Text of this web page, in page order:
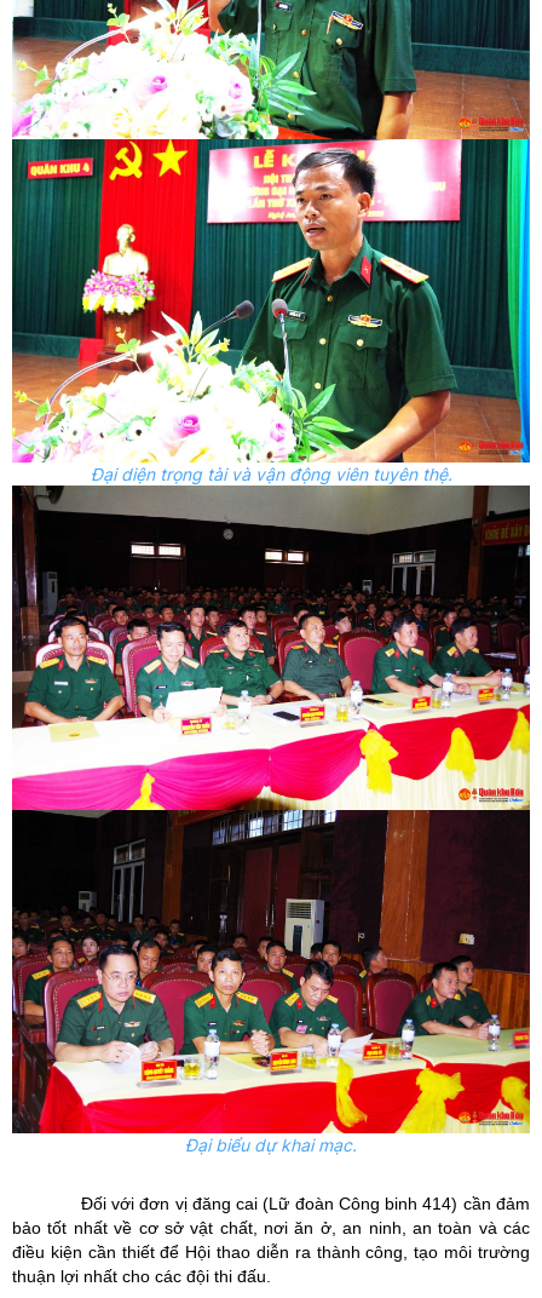
Đại diện trọng tài và vận động viên tuyên thệ.
Đại biểu dự khai mạc.
Đối với đơn vị đăng cai (Lữ đoàn Công binh 414) cần đảm
bảo tốt nhất về cơ sở vật chất, nơi ăn ở, an ninh, an toàn và các
điều kiện cần thiết để Hội thao diễn ra thành công, tạo môi trường
thuận lợi nhất cho các đội thi đấu.